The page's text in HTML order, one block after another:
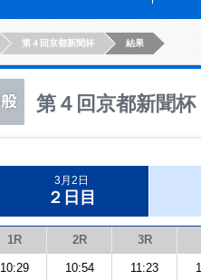
第４回京都新聞杯 結果
第４回京都新聞杯
3月2日
２日目
1R 2R 3R
10:29 10:54 11:23